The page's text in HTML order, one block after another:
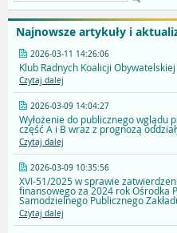
Najnowsze artykuły i
2026-03-11 14:26:06
Klub Radnych Koalicji Obywatelskiej
Czytaj dalej
2026-03-09 14:04:27
Wyłożenie do publicznego wglądu
część A i B wraz z prognozą
Czytaj dalej
2026-03-09 10:35:56
XVI-51/2025 w sprawie
finansowego za 2024 rok Ośrodka
Samodzielnego Publicznego
Czytaj dalej